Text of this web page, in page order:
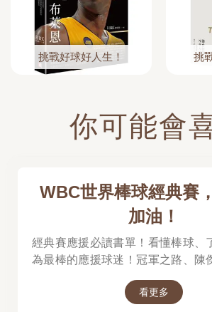
挑戰好球好人生！ 挑
你可能會
WBC世界棒球經典賽
加油！
經典賽應援必讀書單！看懂棒球、
為最棒的應援球迷！冠軍之路、陳
書，抽共5000點金幣】進入棒球
看更多